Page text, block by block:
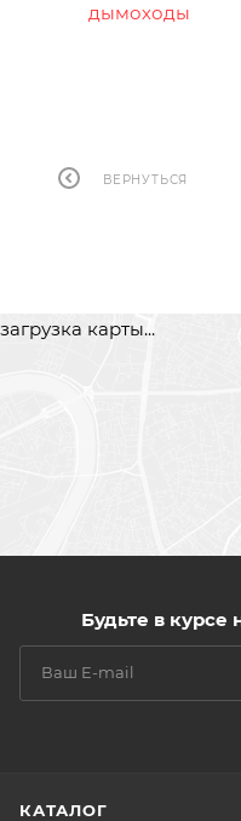
дымоходы
ВЕРНУТЬСЯ
загрузка карты...
Будьте в
КАТАЛОГ